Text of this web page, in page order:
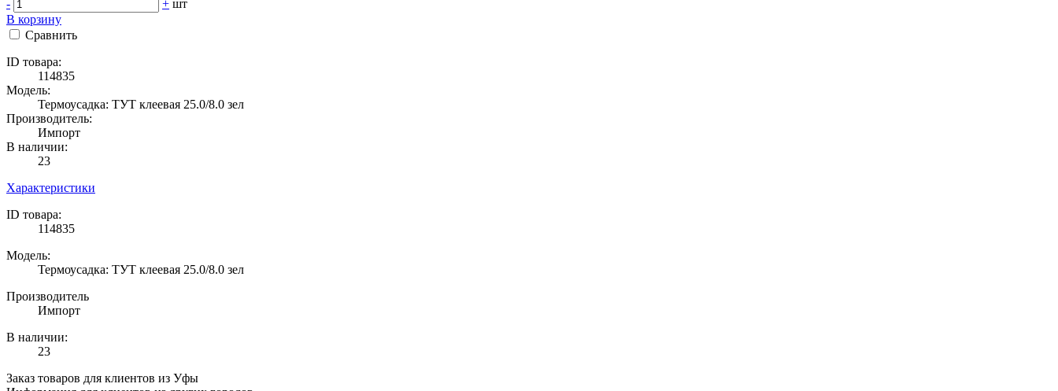
-
+ шт
В корзину
Сравнить
ID товара:
114835
Модель:
Термоусадка: ТУТ клеевая 25.0/8.0 зел
Производитель:
Импорт
В наличии:
23
Характеристики
ID товара:
114835
Модель:
Термоусадка: ТУТ клеевая 25.0/8.0 зел
Производитель
Импорт
В наличии:
23
Заказ товаров для клиентов из Уфы